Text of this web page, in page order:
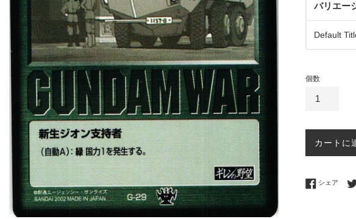
バリエー
Default
個数
カートに
シェア